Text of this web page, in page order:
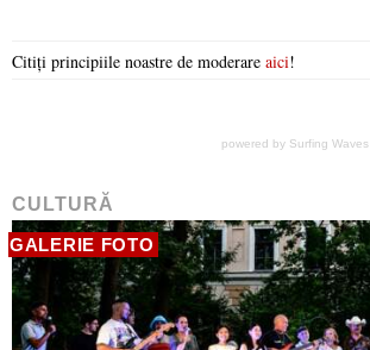
Citiți principiile noastre de moderare aici!
powered by Surfing Waves
CULTURĂ
GALERIE FOTO